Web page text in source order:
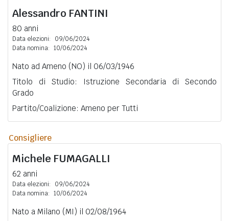
Alessandro FANTINI
80 anni
Data elezioni:
09/06/2024
Data nomina: 10/06/2024
Nato ad Ameno (NO) il 06/03/1946
Titolo di Studio: Istruzione Secondaria di Secondo
Grado
Partito/Coalizione: Ameno per Tutti
Consigliere
Michele FUMAGALLI
62 anni
Data elezioni:
09/06/2024
Data nomina: 10/06/2024
Nato a Milano (MI) il 02/08/1964